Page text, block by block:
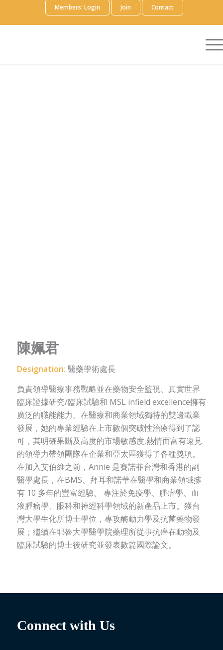
Members: Login Join Contact
陳姵君
Designation: 醫藥學術處長
負責領導醫療事務戰略並在藥物安全監視、真實世界
臨床證據研究/臨床試驗和 MSL infield excellence擁有
廣泛的職能能力。在醫療和商業領域獨特的雙邊職業
發展，她的專業經驗在上市數個突破性治療得到了認
可，其明確果斷及高度的市場敏感度,熱情而富有遠見
的領導力帶領團隊在企業和亞太區獲得了各種獎項。
在加入艾伯維之前，Annie 是賽諾菲台灣和香港的副
醫學處長，在BMS、拜耳和諾華在醫學和商業領域擁
有 10 多年的豐富經驗。 專注於免疫學、腫瘤學、血
液腫瘤學、眼科和神經科學領域的新產品上市。獲台
灣大學生化所博士學位，專攻酶動力學及抗菌藥物發
展；繼續在耶魯大學醫學院藥理所從事抗癌在動物及
臨床試驗的博士後研究並發表數篇國際論文。
Connect with Us